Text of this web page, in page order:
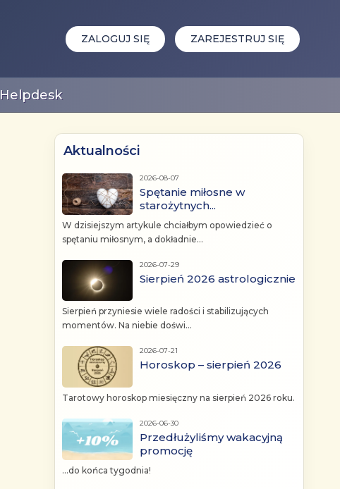
ZALOGUJ SIĘ ZAREJESTRUJ SIĘ
Helpdesk
Aktualności
2026-08-07
Spętanie miłosne w
starożytnych...
W dzisiejszym artykule chciałbym opowiedzieć o
spętaniu miłosnym, a dokładnie...
2026-07-29
Sierpień 2026 astrologicznie
Sierpień przyniesie wiele radości i stabilizujących
momentów. Na niebie doświ...
2026-07-21
Horoskop – sierpień 2026
Tarotowy horoskop miesięczny na sierpień 2026 roku.
2026-06-30
Przedłużyliśmy wakacyjną
promocję
...do końca tygodnia!